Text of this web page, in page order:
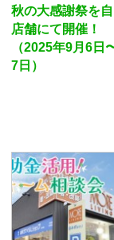
秋の大感謝祭を自
店舗にて開催！
（2025年9月6日
7日）